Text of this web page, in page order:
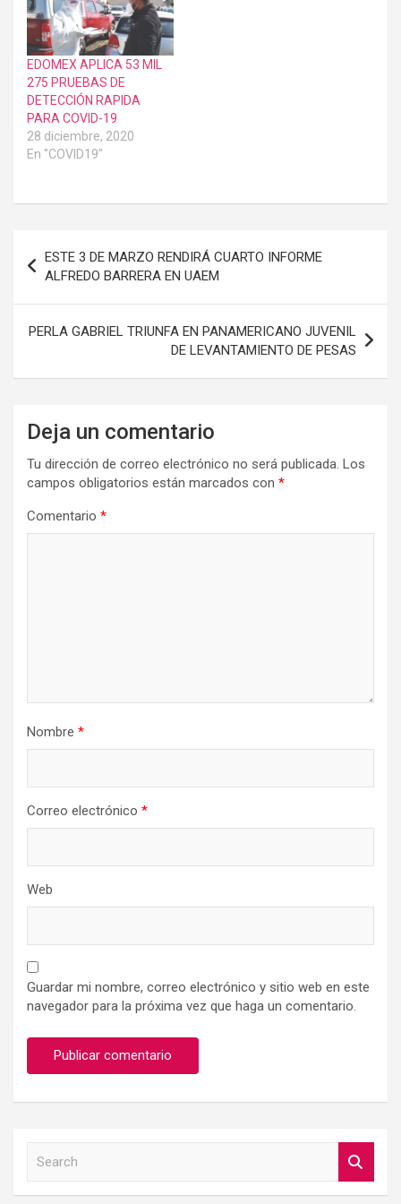
EDOMEX APLICA 53 MIL
275 PRUEBAS DE
DETECCIÓN RAPIDA
PARA COVID-19
28 diciembre, 2020
En "COVID19"
de
entradas
ESTE 3 DE MARZO RENDIRÁ CUARTO INFORME
ALFREDO BARRERA EN UAEM
PERLA GABRIEL TRIUNFA EN PANAMERICANO JUVENIL
DE LEVANTAMIENTO DE PESAS
Deja un comentario
Tu dirección de correo electrónico no será publicada. Los
campos obligatorios están marcados con *
Comentario *
Nombre *
Correo electrónico *
Web
Guardar mi nombre, correo electrónico y sitio web en este
navegador para la próxima vez que haga un comentario.